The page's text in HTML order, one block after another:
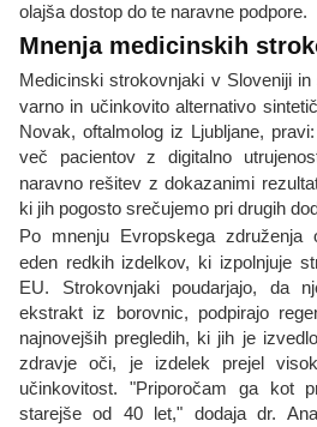
olajša dostop do te naravne podpore.
Mnenja medicinskih
Medicinski strokovnjaki v Sloveniji
varno in učinkovito alternativo
Novak, oftalmolog iz Ljubljane,
več pacientov z digitalno
naravno rešitev z dokazanimi
ki jih pogosto srečujemo pri drugih
Po mnenju Evropskega združenja
eden redkih izdelkov, ki izpolnjuje
EU. Strokovnjaki poudarjajo, da
ekstrakt iz borovnic, podpirajo
najnovejših pregledih, ki jih je
zdravje oči, je izdelek prejel
učinkovitost. "Priporočam ga kot
starejše od 40 let," dodaja dr.